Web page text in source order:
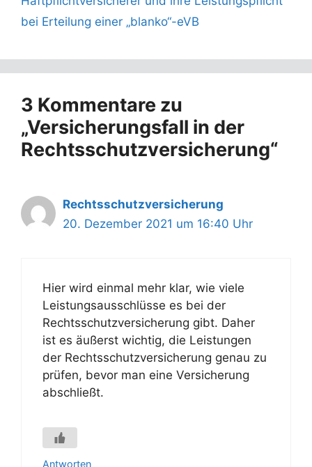
bei Erteilung einer „blanko“-eVB
3 Kommentare zu
„Versicherungsfall in der
Rechtsschutzversicherung“
Rechtsschutzversicherung
20. Dezember 2021 um 16:40 Uhr
Hier wird einmal mehr klar, wie viele
Leistungsausschlüsse es bei der
Rechtsschutzversicherung gibt. Daher
ist es äußerst wichtig, die Leistungen
der Rechtsschutzversicherung genau zu
prüfen, bevor man eine Versicherung
abschließt.
Antworten